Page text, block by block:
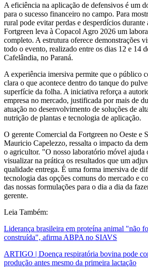
A eficiência na aplicação de defensivos é um
para o sucesso financeiro no campo. Para
rural pode evitar perdas e desperdícios durante
Fortgreen leva à Copacol Agro 2026 um
completo. A estrutura oferece demonstrações
todo o evento, realizado entre os dias 12 e 14
Cafelândia, no Paraná.
A experiência imersiva permite que o público
clara o que acontece dentro do tanque do
superfície da folha. A iniciativa reforça a
empresa no mercado, justificada por mais de
atuação no desenvolvimento de soluções de
nutrição de plantas e tecnologia de aplicação.
O gerente Comercial da Fortgreen no Oeste e
Mauricio Capelezzo, ressalta o impacto da
o agricultor. "O nosso laboratório móvel ajuda
visualizar na prática os resultados que um
qualidade entrega. É uma forma imersiva de
tecnologia das opções comuns do mercado e
das nossas formulações para o dia a dia da
gerente.
Leia Também:
Liderança brasileira em proteína animal "não
construída", afirma ABPA no SIAVS
ARTIGO | Doença respiratória bovina pode
produção antes mesmo da primeira lactação